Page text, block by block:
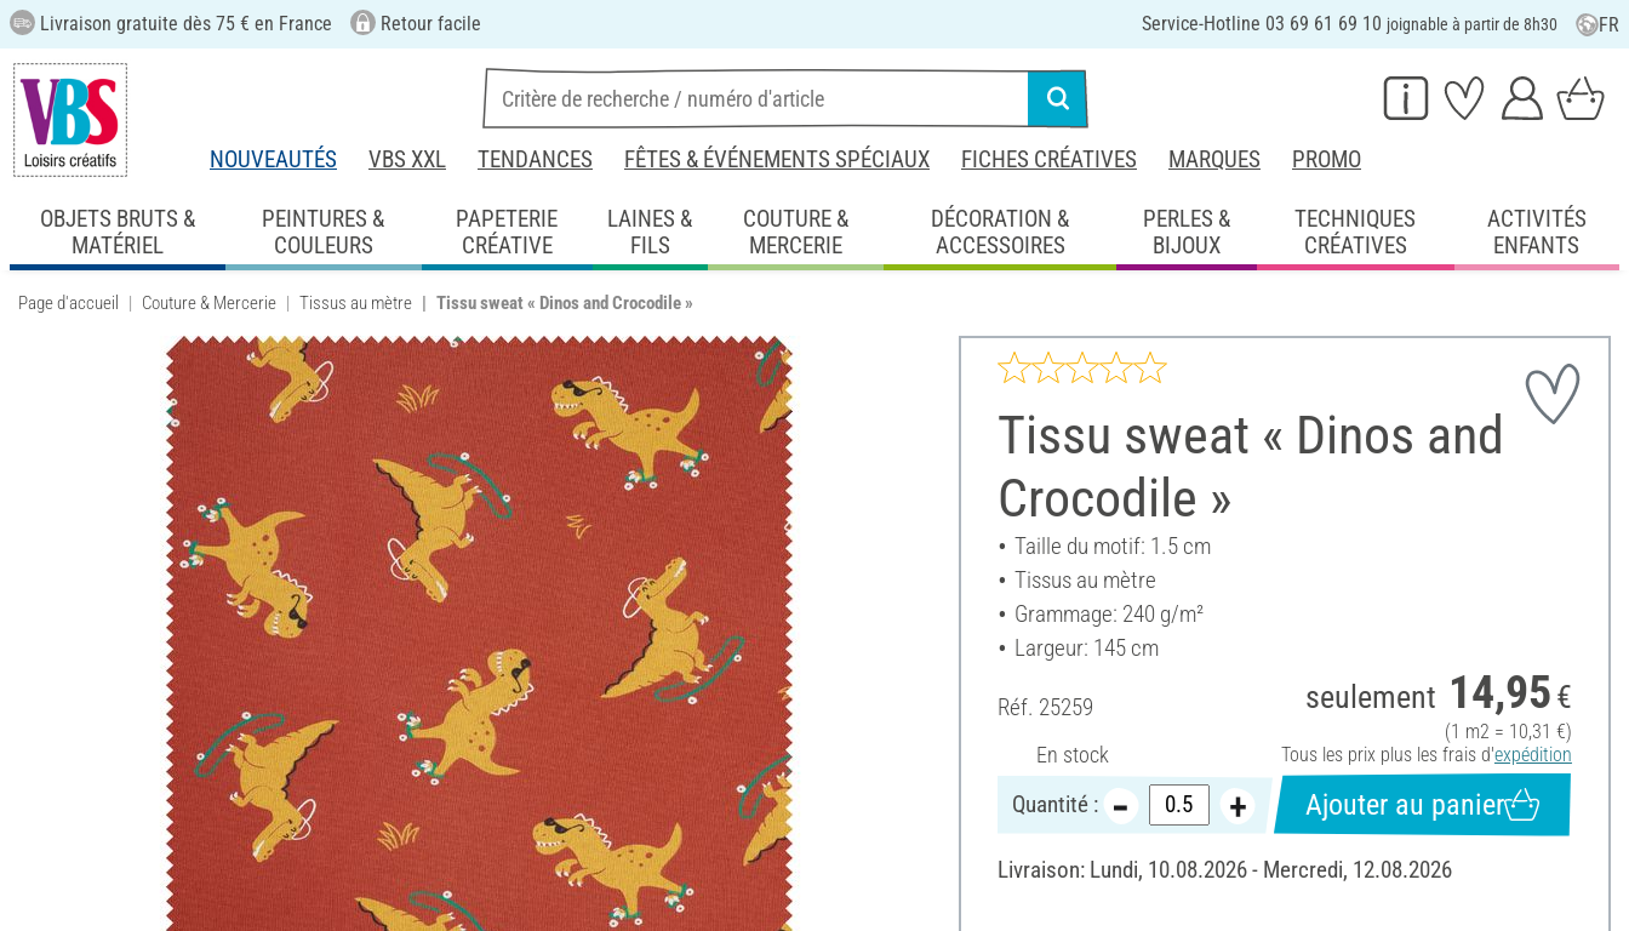
Livraison gratuite dès 75 € en France Retour facile Service-Hotline 03 69 61 69 10 joignable à partir de 8h30 FR
NOUVEAUTÉS VBS XXL TENDANCES FÊTES & ÉVÉNEMENTS SPÉCIAUX FICHES CRÉATIVES MARQUES PROMO
OBJETS BRUTS &
MATÉRIEL
PEINTURES &
COULEURS
PAPETERIE
CRÉATIVE
LAINES &
FILS
COUTURE &
MERCERIE
DÉCORATION &
ACCESSOIRES
PERLES &
BIJOUX
TECHNIQUES
CRÉATIVES
ACTIVITÉS
ENFANTS
Page d'accueil Couture & Mercerie Tissus au mètre Tissu sweat « Dinos and Crocodile »
Tissu sweat « Dinos and
Crocodile »
Taille du motif: 1.5 cm
Tissus au mètre
Grammage: 240 g/m²
Largeur: 145 cm
Réf. 25259
En stock
seulement 14,95 €
(1 m2 = 10,31 €)
Tous les prix plus les frais d'expédition
Quantité : Ajouter au panier
Livraison: Lundi, 10.08.2026 - Mercredi, 12.08.2026